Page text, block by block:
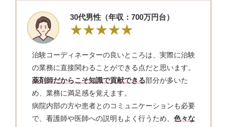
30代男性（年収：700万円台）
治験コーディネーターの良いところは、実際に治験
の業務に直接関わることができる点だと思います。
薬剤師だからこそ知識で貢献できる部分が多いた
め、業務に満足感を覚えます。
病院内部の方や患者とのコミュニケーションも必要
で、看護師や医師への説明もよく行うため、 色々な